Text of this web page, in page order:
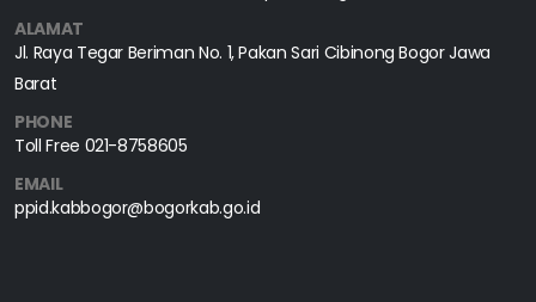
ALAMAT
Jl. Raya Tegar Beriman No. 1, Pakan Sari Cibinong Bogor Jawa
Barat
PHONE
Toll Free 021-8758605
EMAIL
ppid.kabbogor@bogorkab.go.id